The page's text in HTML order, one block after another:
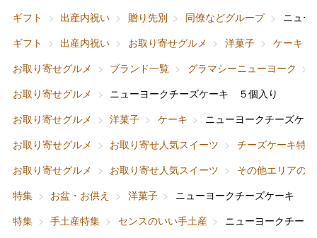
ギフト
出産内祝い 贈り先別 同僚などグループ
ニュ
ギフト
出産内祝い お取り寄せグルメ 洋菓子
ケーキ
お取り寄せグルメ
ブランド一覧 グラマシーニューヨーク
お取り寄せグルメ
ニューヨークチーズケーキ ５個入り
お取り寄せグルメ
洋菓子 ケーキ
ニューヨークチーズケ
お取り寄せグルメ
お取り寄せ人気スイーツ
チーズケーキ特集
お取り寄せグルメ
お取り寄せ人気スイーツ
その他エリアの
特集
お盆・お供え 洋菓子
ニューヨークチーズケーキ ５
特集
手土産特集 センスのいい手土産
ニューヨークチー
フード＆スイーツ
ファッション
出産内祝い
バレンタインチョコレート
ホワイトデー
母の日